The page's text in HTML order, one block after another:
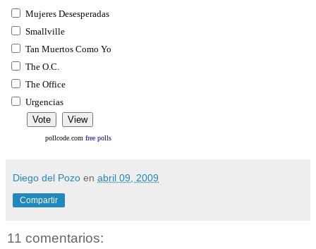
Mujeres Desesperadas
Smallville
Tan Muertos Como Yo
The O.C.
The Office
Urgencias
pollcode.com free polls
Diego del Pozo en abril 09, 2009
Compartir
11 comentarios: